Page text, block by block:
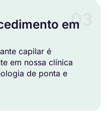
03
em
capilar é
em nossa clínica
de ponta e